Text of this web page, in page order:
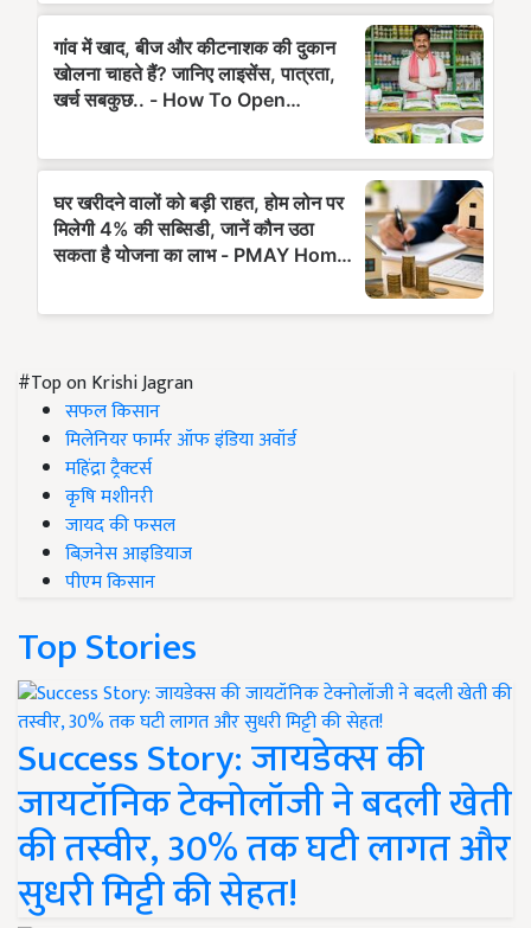
#Top on Krishi Jagran
सफल किसान
मिलेनियर फार्मर ऑफ इंडिया अवॉर्ड
महिंद्रा ट्रैक्टर्स
कृषि मशीनरी
जायद की फसल
बिज़नेस आइडियाज
पीएम किसान
Top Stories
Success Story: जायडेक्स की
जायटॉनिक टेक्नोलॉजी ने बदली खेती
की तस्वीर, 30% तक घटी लागत और
सुधरी मिट्टी की सेहत!